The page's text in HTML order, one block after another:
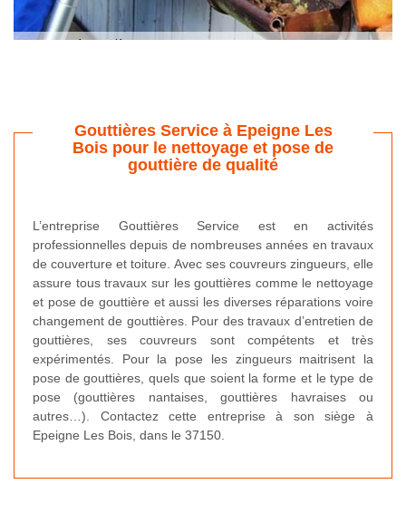
Gouttières Service à Epeigne Les
Bois pour le nettoyage et pose de
gouttière de qualité
L’entreprise Gouttières Service est en activités
professionnelles depuis de nombreuses années en travaux
de couverture et toiture. Avec ses couvreurs zingueurs, elle
assure tous travaux sur les gouttières comme le nettoyage
et pose de gouttière et aussi les diverses réparations voire
changement de gouttières. Pour des travaux d’entretien de
gouttières, ses couvreurs sont compétents et très
expérimentés. Pour la pose les zingueurs maitrisent la
pose de gouttières, quels que soient la forme et le type de
pose (gouttières nantaises, gouttières havraises ou
autres…). Contactez cette entreprise à son siège à
Epeigne Les Bois, dans le 37150.